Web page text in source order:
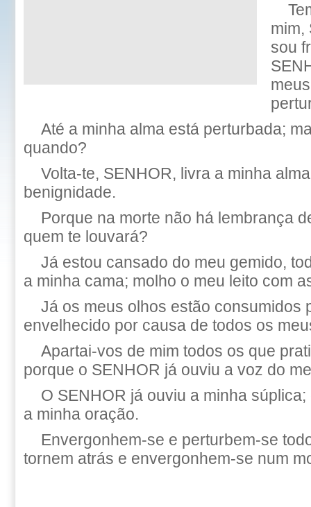
mim,
sou
Até a minha alma está perturbada;
quando?
Volta-te, SENHOR, livra a minha
benignidade.
Porque na morte não há lembrança
quem te louvará?
Já estou cansado do meu gemido,
a minha cama; molho o meu leito com
Já os meus olhos estão consumidos
envelhecido por causa de todos os
Apartai-vos de mim todos os que
porque o SENHOR já ouviu a voz do
O SENHOR já ouviu a minha
a minha oração.
Envergonhem-se e perturbem-se
tornem atrás e envergonhem-se num